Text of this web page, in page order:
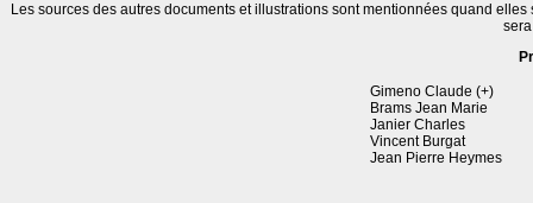
Les sources des autres documents et illustrations sont mentionnées quand
Gimeno Claude (+)
Brams Jean Marie
Janier Charles
Vincent Burgat
Jean Pierre Heymes